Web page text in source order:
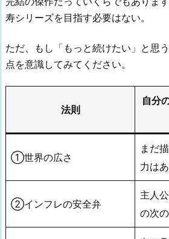
寿シリーズを目指す必要はない。
ただ、もし「もっと続けたい」と思
点を意識してみてください。
法則
自分
①世界の広さ
まだ
力は
②インフレの安全弁
主人
の次